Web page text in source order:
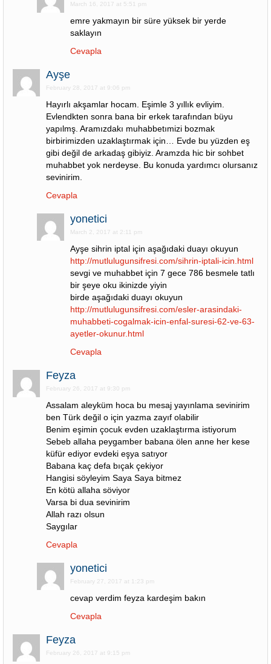
March 16, 2017 at 5:51 pm
emre yakmayın bir süre yüksek bir yerde
saklayın
Cevapla
Ayşe
February 28, 2017 at 9:06 pm
Hayırlı akşamlar hocam. Eşimle 3 yıllık evliyim.
Evlendkten sonra bana bir erkek tarafından büyu
yapılmş. Aramızdakı muhabbetımizi bozmak
birbirimizden uzaklaştırmak için… Evde bu yüzden eş
gibi değil de arkadaş gibiyiz. Aramzda hic bir sohbet
muhabbet yok nerdeyse. Bu konuda yardımcı olursanız
sevinirim.
Cevapla
yonetici
March 2, 2017 at 2:11 pm
Ayşe sihrin iptal için aşağıdaki duayı okuyun
http://mutlulugunsifresi.com/sihrin-iptali-icin.html
sevgi ve muhabbet için 7 gece 786 besmele tatlı
bir şeye oku ikinizde yiyin
birde aşağıdaki duayı okuyun
http://mutlulugunsifresi.com/esler-arasindaki-
muhabbeti-cogalmak-icin-enfal-suresi-62-ve-63-
ayetler-okunur.html
Cevapla
Feyza
February 26, 2017 at 9:30 pm
Assalam aleyküm hoca bu mesaj yayınlama sevinirim
ben Türk değil o için yazma zayıf olabilir
Benim eşimin çocuk evden uzaklaştırma istiyorum
Sebeb allaha peygamber babana ölen anne her kese
küfür ediyor evdeki eşya satıyor
Babana kaç defa bıçak çekiyor
Hangisi söyleyim Saya Saya bitmez
En kötü allaha söviyor
Varsa bi dua sevinirim
Allah razı olsun
Saygılar
Cevapla
yonetici
February 27, 2017 at 1:23 pm
cevap verdim feyza kardeşim bakın
Cevapla
Feyza
February 26, 2017 at 9:15 pm